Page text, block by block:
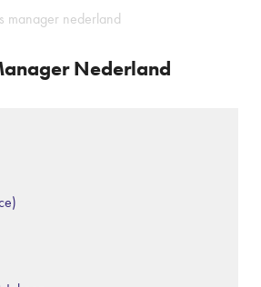
manager nederland
Nederland